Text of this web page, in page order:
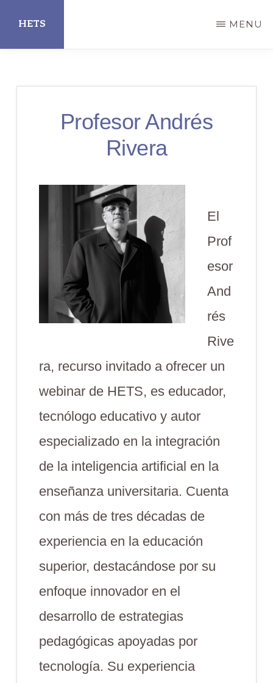
main
HETS MENU
Profesor Andrés
Rivera
El
Prof
esor
And
rés
Rive
ra, recurso invitado a ofrecer un
webinar de HETS, es educador,
tecnólogo educativo y autor
especializado en la integración
de la inteligencia artificial en la
enseñanza universitaria. Cuenta
con más de tres décadas de
experiencia en la educación
superior, destacándose por su
enfoque innovador en el
desarrollo de estrategias
pedagógicas apoyadas por
tecnología. Su experiencia